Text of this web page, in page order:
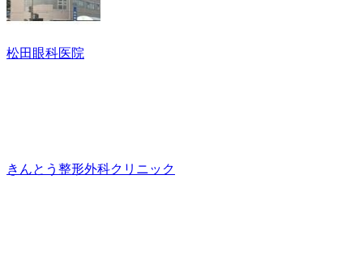
松田眼科医院
きんとう整形外科クリニック